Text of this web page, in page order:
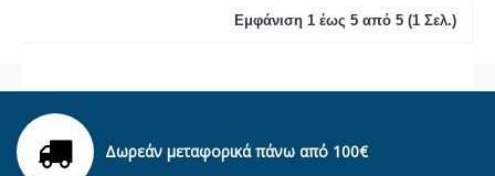
Εμφάνιση 1 έως 5 από 5 (1 Σελ.)
Δωρεάν μεταφορικά πάνω από 100€